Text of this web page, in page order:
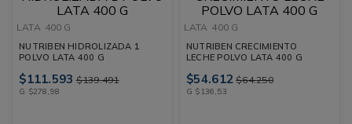
LATA 400 G
NUTRIBEN HIDROLIZADA 1
POLVO LATA 400 G
$111.593 $139.491
G $278,98
LATA 400 G
NUTRIBEN CRECIMIENTO
LECHE POLVO LATA 400 G
$54.612 $64.250
G $136,53